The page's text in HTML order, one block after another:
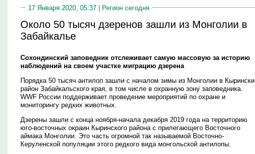
17 Января 2020, 05:37 | Регион сегодня
Около 50 тысяч дзеренов зашли из Монголии в
Забайкалье
Сохондинский заповедник отслеживает самую массовую за историю
наблюдений на своем участке миграцию дзерена
Порядка 50 тысяч антилоп зашли с началом зимы из Монголии в
район Забайкальского края, в том числе в охранную зону заповедника.
WWF России поддерживает проведение мероприятий по охране и
мониторингу редких животных.
Дзерены зашли с конца ноября-начала декабря 2019 года на территорию
юго-восточных окраин Кыринского района с прилегающего Восточного
аймака Монголии. Это часть огромной так называемой Восточно-
Керуленской популяции этого редкого вида монгольской антилопы.